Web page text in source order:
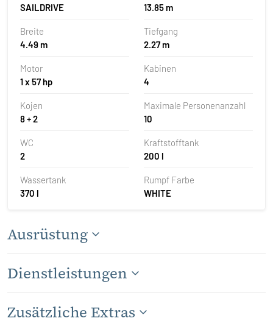
SAILDRIVE
13.85 m
Breite
4.49 m
Tiefgang
2.27 m
Motor
1 x 57 hp
Kabinen
4
Kojen
8 + 2
Maximale Personenanzahl
10
WC
2
Kraftstofftank
200 l
Wassertank
370 l
Rumpf Farbe
WHITE
Ausrüstung
Dienstleistungen
Zusätzliche Extras